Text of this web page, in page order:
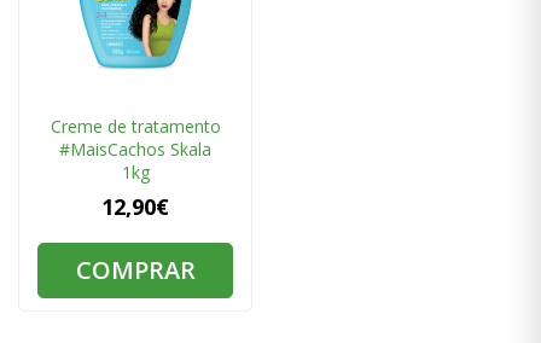
Creme de tratamento
#MaisCachos Skala
1kg
12,90€
COMPRAR